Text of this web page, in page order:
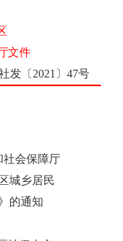
文件
发〔 2021 〕 47号
社会保障厅
城乡居民
的通知